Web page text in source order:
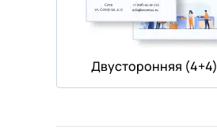
Двусторонняя (4+4)